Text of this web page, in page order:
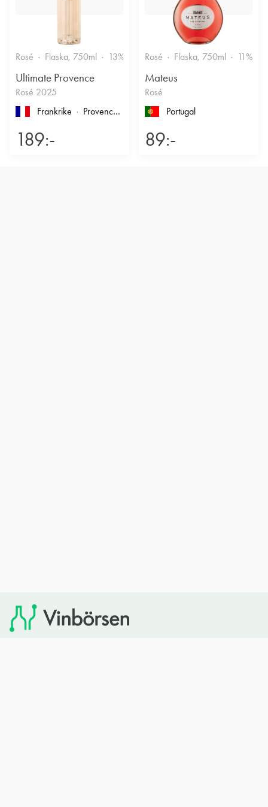
Rosé Flaska, 750ml 13% Friskt & Bärigt
Ultimate Provence
Rosé 2025
Frankrike
Provence , Côtes de Provence
189:-
Rosé Flaska, 750ml 11%
Mateus
Rosé
Portugal
89:-